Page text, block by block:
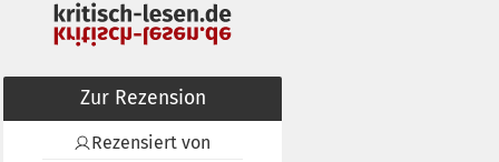
Zur Rezension
Rezensiert von